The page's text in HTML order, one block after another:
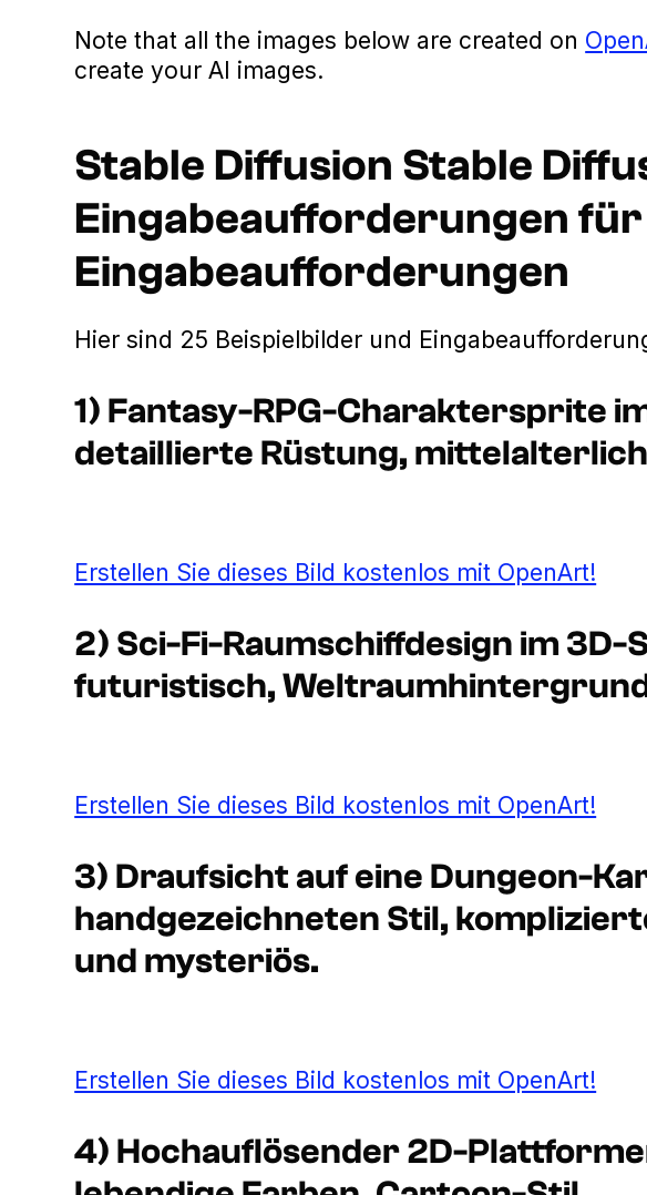
Note that all the images below are created on
create your AI images.
Stable Diffusion Stable
Eingabeaufforderungen
Eingabeaufforderungen
Hier sind 25 Beispielbilder und
1) Fantasy-RPG-Charaktersprite
detaillierte Rüstung,
Erstellen Sie dieses Bild kostenlos mit OpenArt!
2) Sci-Fi-Raumschiffdesign im 3D-
futuristisch,
Erstellen Sie dieses Bild kostenlos mit OpenArt!
3) Draufsicht auf eine Dungeon-
handgezeichneten Stil,
und mysteriös.
Erstellen Sie dieses Bild kostenlos mit OpenArt!
4) Hochauflösender 2D-